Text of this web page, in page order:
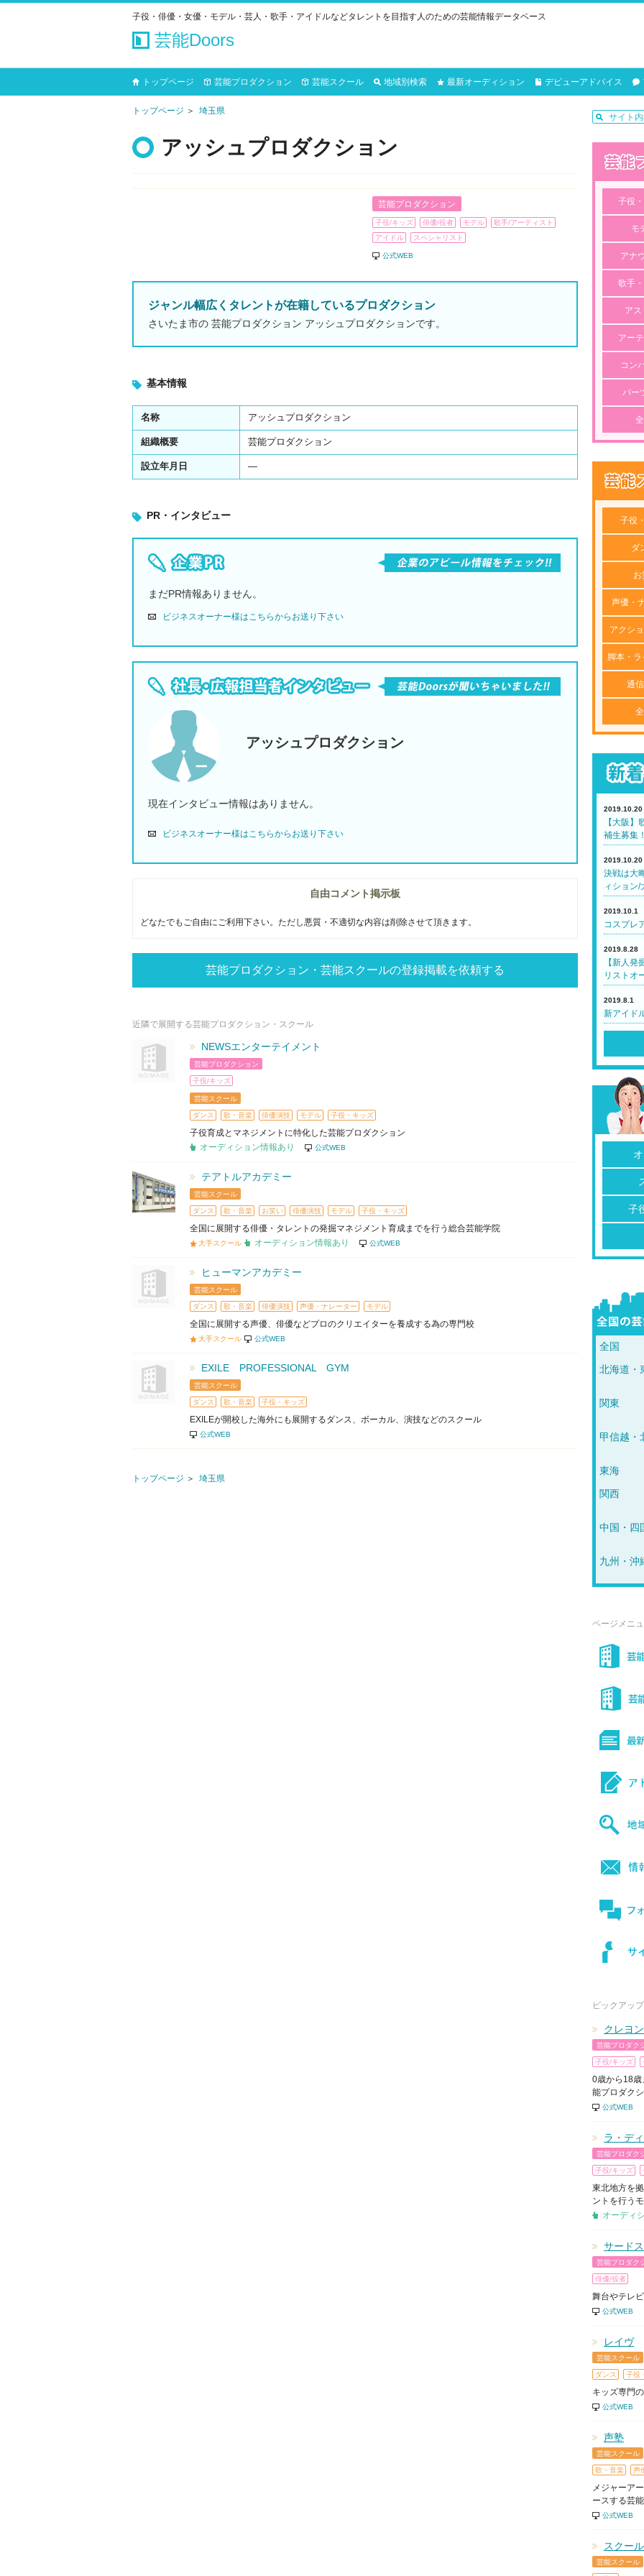
子役・俳優・女優・モデル・芸人・歌手・アイドルなどタレントを目指す人のための芸能情報データベース
芸能Doors
トップページ 芸能プロダクション 芸能スクール 地域別検索 最新オーディション デビューアドバイス
トップページ 埼玉県
アッシュプロダクション
芸能プロダクション
子役/キッズ 俳優/役者 モデル
歌手/アーティスト
アイドル
スペシャリスト
公式WEB
ジャンル幅広くタレントが在籍しているプロダクション
さいたま市の 芸能プロダクション アッシュプロダクションです。
基本情報
名称 アッシュプロダクション
組織概要 芸能プロダクション
設立年月日 ―
PR・インタビュー
まだPR情報ありません。
ビジネスオーナー様はこちらからお送り下さい
アッシュプロダクション
現在インタビュー情報はありません。
ビジネスオーナー様はこちらからお送り下さい
自由コメント掲示板
どなたでもご自由にご利用下さい。ただし悪質・不適切な内容は削除させて頂きます。
芸能プロダクション・芸能スクールの登録掲載を依頼する
近隣で展開する芸能プロダクション・スクール
NEWSエンターテイメント
芸能プロダクション
子役/キッズ
芸能スクール
ダンス 歌・音楽 俳優演技 モデル 子役・キッズ
子役育成とマネジメントに特化した芸能プロダクション
オーディション情報あり
公式WEB
テアトルアカデミー
芸能スクール
ダンス 歌・音楽 お笑い 俳優演技 モデル 子役・キッズ
全国に展開する俳優・タレントの発掘マネジメント育成までを行う総合芸能学院
大手スクール オーディション情報あり 公式WEB
ヒューマンアカデミー
芸能スクール
ダンス 歌・音楽 俳優演技 声優・ナレーター モデル
全国に展開する声優、俳優などプロのクリエイターを養成する為の専門校
大手スクール 公式WEB
EXILE PROFESSIONAL GYM
芸能スクール
ダンス 歌・音楽 子役・キッズ
EXILEが開校した海外にも展開するダンス、ボーカル、演技などのスクール
公式WEB
トップページ 埼玉県
子役
モ
アナ
歌手
アス
アー
コン
パー
子役
ダ
お
声優・
アクシ
脚本・
通
2019.10.20
【大阪
補生募集
2019.10.20
決戦は大
ィション/
2019.10.1
コスプレ
2019.8.28
【新人
リストオ
2019.8.1
新アイド
子
全国
北海道・
関東
甲信越・
東海
関西
中国・四
九州・沖
ページメニ
ピックアップ
クレヨン
芸能プロダク
子役/キッズ
0歳から18歳
能プロダク
公式WEB
ラ・デ
芸能プロダク
子役/キッズ
東北地方を
ントを行う
オーディ
サード
芸能プロダク
俳優/役者
舞台やテレ
公式WEB
レイヴ
芸能スクール
ダンス 子役
キッズ専門
公式WEB
声塾
芸能スクール
歌・音楽 声
メジャーア
ースする芸
公式WEB
スクー
芸能スクール